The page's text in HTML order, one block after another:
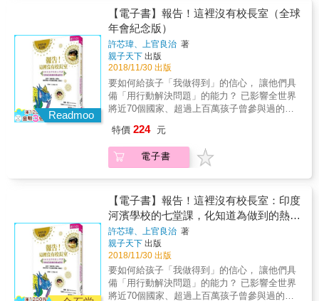
資金的制度的需求。霍登提供一個清晰、詳細
的論述，闡明如何創造專注於孩子與其家庭需
求的計畫，以此證明聆聽孩子和家庭的重要
性、拋下成人對挑戰行為的典型懲罰性反應，
同時期待督導、管理者和直接服務的照顧工作
者，能夠意識到遭受被疏忽、虐待者的邏輯，
以及讓他們生活深陷陷於困難的創傷經驗。這
第三版更進一步完善她先前的工作，強烈推薦
閱讀。」──Jack Phelan，加拿大麥克尤恩大
礙組織（Life Without Barriers）自二○一六年開
啟我們的CARE之旅，時至今日已超過六年。我
能肯定的說，執行CARE模式是一場馬拉松而非
受啟發。我很欣慰如今CARE模式不斷擴展，涵
括至我們與家庭的合作、支持在安置照顧中的
孩子等重要工作，以及在組織不同層級實踐時
的有效方法。最新的版本將持續確保我們能為
社區中一些極為脆弱的人，產生最大的影響。
與康乃爾大學的合作關係是我擔任執行長期間
的亮點，我知道我們團隊會為了那些最需要我
們的人，熱切且持續努力尋求協同一致性與改
事務委員、《照顧轉型的三個支柱》（Three
Pillars of Transforming Care） 合著作者療癒性
的住宿式照顧（Therapeutic Residential
Care），其本質是透過生活來學習（learning-
through-living）。在第三版的《CARE模式》
中，瑪莎．霍登全面且詳盡描繪出透過生活學
習的概念，如何實踐於現在的兒童與少年照顧
工作中：包括從家庭參與的重要性到對創傷的
書以直接與吸引人的風格書寫，無論是新入門
者，皆能有所獲益。在這不斷變化和挑戰的領
域中，我認為本書是一切的基礎。──James K.
Whittaker，華盛頓大學查爾斯歐克萊西
（Charles O. Cressey）榮譽社會工作教授有些
方案未能成功幫助孩子和家庭，問題在於它們
迎合那些受僱雇提供服務者以及及提供資金的
制度的需求。霍登提供一個清晰、詳細的論
述，闡明如何創造專注於孩子與其家庭需求的
計畫，以此證明聆聽孩子和家庭的重要性、拋
下成人對挑戰行為的典型懲罰性反應，同時期
待督導、管理者和直接服務的照顧工作者，能
夠意識到遭受被疏忽、虐待者的邏輯，以及讓
絕對不是IB學制的「推廣書」，而單純是一個
母親與一個孩子在IB學校生活的點滴紀錄。當
中我寫下了身為母親，在孩子受教育過程中面
對的價值觀衝突、擔憂，與反思，也記錄下女
兒「轉大人」這些年所經歷的故事，以及對她
的長遠影響。&mdash;&mdash;凱若Carol
Chen
踐。 博雅教育的原文是Liberal education，可
以說成是「自由人的教育」、或「宏通教
育」。 這個概念正式出現於羅馬時代，當時指
的是「適合於自由人、而非奴隸的教育」。同
時也蘊含著「培養通達智能、而非專門技術」
的意義。 東海博雅書院即是以此一理念為基礎
而創立，將大學的通識教育與生活教育結合在
一起。生活學習是最核心的教育理念，全體書
習。 東海的博雅學習就是幫助學生了解，除了
我之外，還有我們；也就是讓學生們從「我
（I）」到，「我們（WE）」，再到「小我
書院為例，闡述國內博雅教育的實際運作， 更
以十二名書院生的故事，說明博雅教育帶來的
真確影響──自主學習，獨立思考，做一個關心
與服務社會的公民，展現真正的博雅精神。
動博雅教育，究竟博雅教育的重要性何在？ 專
科或就業導向的教育容易限制住探索知識和思
考的自由，使我們和社會脫節。 物理能說明蘋
果為什麼會從樹上掉下來，卻無法告訴我們存
在的價值、我們能對社會有什麼影響，以及我
們與社會的關係。而博雅教育能使我們成為全
人。 博雅教育不僅是全人教育，是通識教育，
更是菁英教育，培養學生獨立思維、多元視野
和解決問題的能力， 得以應對科技一日千里的
變化與挑戰，擁有不被未來淘汰的軟實力；更
的人為目的。 博雅教育就是： 培育學生在知識
上成為一個自由人，而非奴隸。 培養學生自發
性的學習與獨立思考。 強化學識在生活上的實
以說成是「自由人的教育」、或「宏通教
育」。 這個概念正式出現於羅馬時代，當時指
的是「適合於自由人、而非奴隸的教育」。同
時也蘊含著「培養通達智能、而非專門技術」
的意義。 東海博雅書院即是以此一理念為基礎
而創立，將大學的通識教育與生活教育結合在
一起。生活學習是最核心的教育理念，全體書
院生必須住校，一起進行各項課程與活動的學
Readmoo
【電子書】報告！這裡沒有校長室（全球
年會紀念版）
許芯瑋、上官良治 著
親子天下 出版
2018/11/30 出版
要如何給孩子「我做得到」的信心， 讓他們具
備「用行動解決問題」的能力？ 已影響全世界
將近70個國家、超過上百萬孩子曾參與過的教
實踐、分享為基底的教育創新！ 因為無意間聽
到一場吉蘭‧瑟吉（Kiran Bir Sethi）校長的八分
鐘TED演說， 臺灣DFC（Design for Change）
校， 不僅將「孩子行動，世界大不同」的
Design for Change理念帶回臺灣， 更促成了
DFC全球年會在臺灣盛大舉辦！ 在這所讓知名
印度電影《三個傻瓜》幕後團隊驚豔、 也吸引
了美國哈佛大學多元智能之父親臨拜訪的學
師也是學生」， 還是「用親身實踐提升同理
心」、「擺脫不合腳教育」的校園日常風景，
特價 224 元
電子書
【電子書】報告！這裡沒有校長室：印度
河濱學校的七堂課，化知道為做到的熱血
教育
許芯瑋、上官良治 著
親子天下 出版
2018/11/30 出版
要如何給孩子「我做得到」的信心， 讓他們具
備「用行動解決問題」的能力？ 已影響全世界
將近70個國家、超過上百萬孩子曾參與過的教